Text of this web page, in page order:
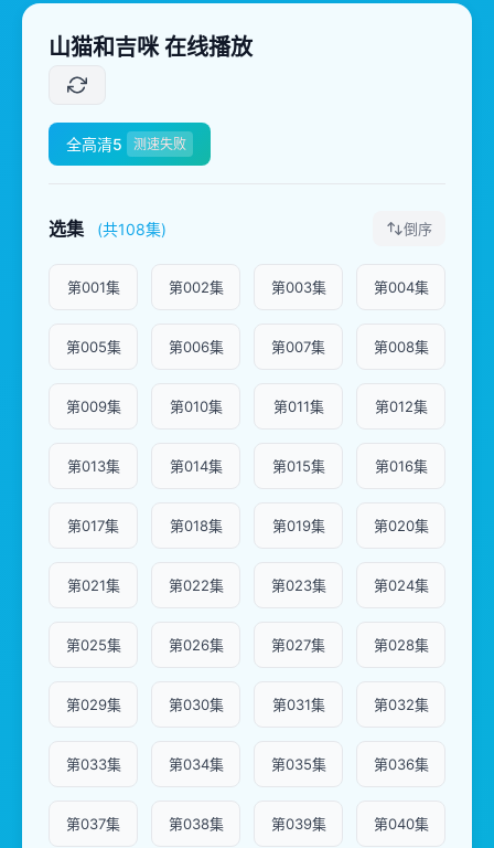
山猫和吉咪 在线播放
全高清5 测速失败
选集 (共108集) 倒序
第001集 第002集 第003集 第004集
第005集 第006集 第007集 第008集
第009集 第010集 第011集 第012集
第013集 第014集 第015集 第016集
第017集 第018集 第019集 第020集
第021集 第022集 第023集 第024集
第025集 第026集 第027集 第028集
第029集 第030集 第031集 第032集
第033集 第034集 第035集 第036集
第037集 第038集 第039集 第040集